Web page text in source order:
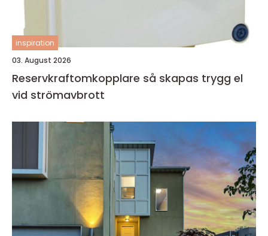
inspiration
03. August 2026
Reservkraftomkopplare så skapas trygg el
vid strömavbrott